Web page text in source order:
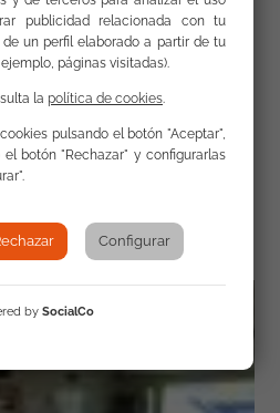
contra las Mujeres.
publicidad relacionada con tu
un perfil elaborado a partir de tu
páginas visitadas).
la política de cookies.
pulsando el botón "Aceptar",
botón "Rechazar" y configurarlas
Configurar
by SocialCo